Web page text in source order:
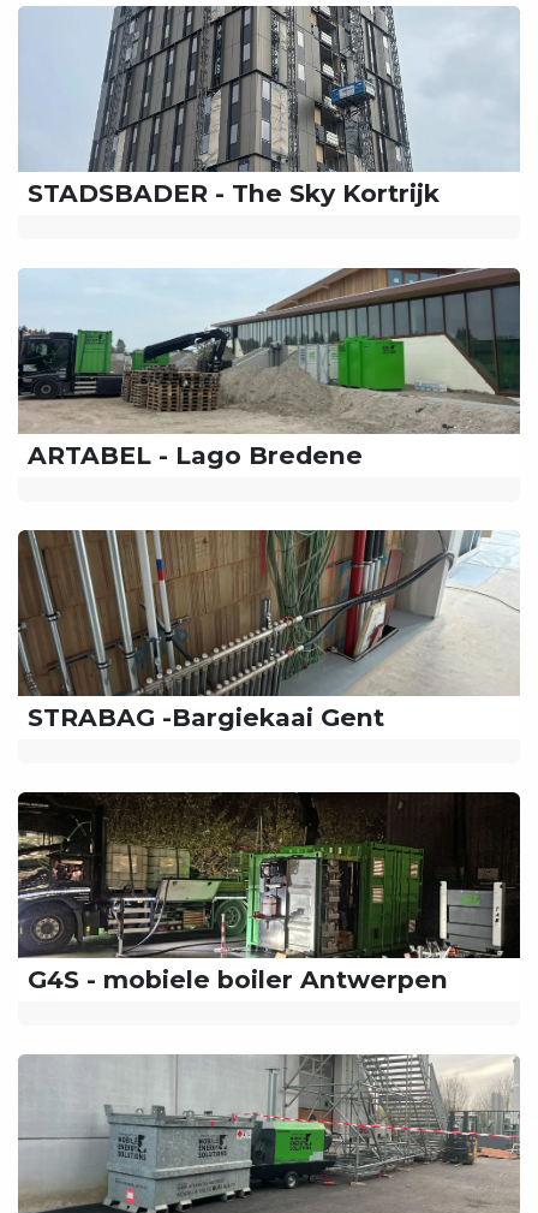
STADSBADER - The Sky Kortrijk
ARTABEL - Lago Bredene
STRABAG -Bargiekaai Gent
G4S - mobiele boiler Antwerpen